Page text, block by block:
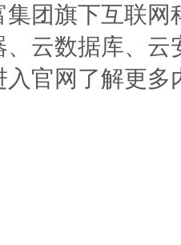
团旗下互联网
云数据库、
入官网了解更